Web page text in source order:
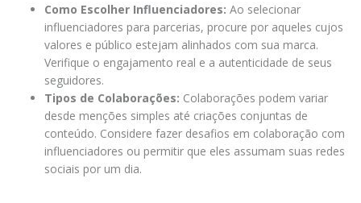
Como Escolher Influenciadores: Ao selecionar
influenciadores para parcerias, procure por aqueles cujos
valores e público estejam alinhados com sua marca.
Verifique o engajamento real e a autenticidade de seus
seguidores.
Tipos de Colaborações: Colaborações podem variar
desde menções simples até criações conjuntas de
conteúdo. Considere fazer desafios em colaboração com
influenciadores ou permitir que eles assumam suas redes
sociais por um dia.